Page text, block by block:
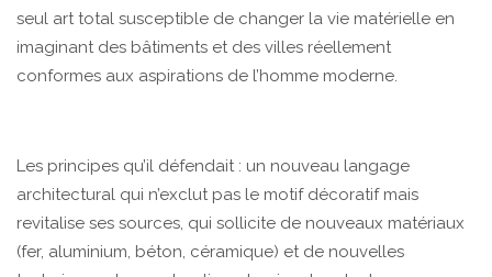
seul art total susceptible de changer la vie matérielle en
imaginant des bâtiments et des villes réellement
conformes aux aspirations de l’homme moderne.
Les principes qu’il défendait : un nouveau langage
architectural qui n’exclut pas le motif décoratif mais
revitalise ses sources, qui sollicite de nouveaux matériaux
(fer, aluminium, béton, céramique) et de nouvelles